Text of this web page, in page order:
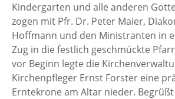
Kindergarten und alle anderen
zogen mit Pfr. Dr. Peter Maier,
Hoffmann und den Ministranten in
Zug in die festlich geschmückte
vor Beginn legte die
Kirchenpfleger Ernst Forster eine
Erntekrone am Altar nieder.